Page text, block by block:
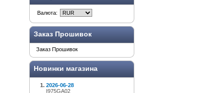
Валюта:
Заказ Прошивок
Заказ Прошивок
Новинки магазина
2026-06-28
I975GA02